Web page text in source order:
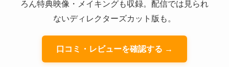
ろん特典映像・メイキングも収録。配信では見られ
ないディレクターズカット版も。
口コミ・レビューを確認する →